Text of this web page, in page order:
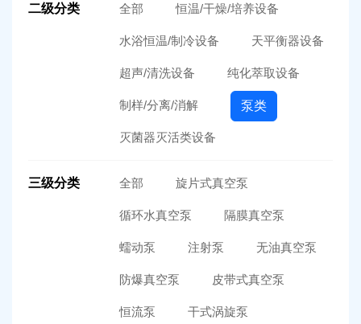
二级分类 全部 恒温/干燥/培养设备
水浴恒温/制冷设备 天平衡器设备
超声/清洗设备 纯化萃取设备
制样/分离/消解 泵类
灭菌器灭活类设备
三级分类 全部 旋片式真空泵
循环水真空泵 隔膜真空泵
蠕动泵 注射泵 无油真空泵
防爆真空泵 皮带式真空泵
恒流泵 干式涡旋泵